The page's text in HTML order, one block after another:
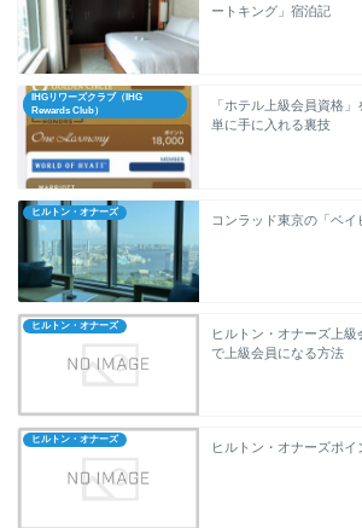
ートキング」宿泊記
IHGリワーズクラブ（IHG
Rewards Club）
「ホテル上級会員資格
単に手に入れる裏技
ヒルトン・オナーズ
コンラッド東京の「ベ
ヒルトン・オナーズ
ヒルトン・オナーズ上
で上級会員になる方法
ヒルトン・オナーズ
ヒルトン・オナーズポ